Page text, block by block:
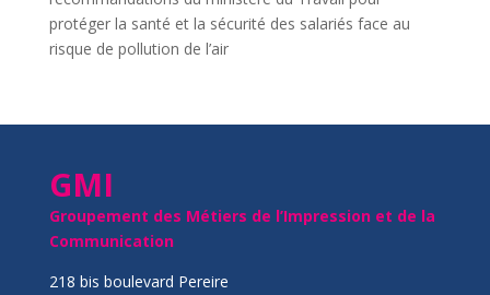
protéger la santé et la sécurité des salariés face au
risque de pollution de l’air
GMI
Groupement des Métiers de l’Impression et de la
Communication
218 bis boulevard Pereire